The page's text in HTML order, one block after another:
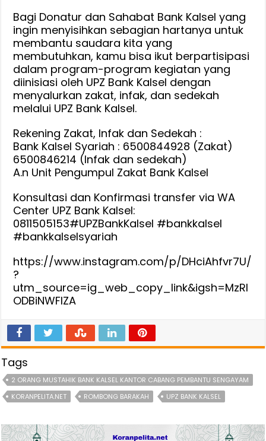
Bagi Donatur dan Sahabat Bank Kalsel yang
ingin menyisihkan sebagian hartanya untuk
membantu saudara kita yang
membutuhkan, kamu bisa ikut berpartisipasi
dalam program-program kegiatan yang
diinisiasi oleh UPZ Bank Kalsel dengan
menyalurkan zakat, infak, dan sedekah
melalui UPZ Bank Kalsel.
Rekening Zakat, Infak dan Sedekah :
Bank Kalsel Syariah : 6500844928 (Zakat)
6500846214 (Infak dan sedekah)
A.n Unit Pengumpul Zakat Bank Kalsel
Konsultasi dan Konfirmasi transfer via WA
Center UPZ Bank Kalsel:
0811505153#UPZBankKalsel #bankkalsel
#bankkalselsyariah
https://www.instagram.com/p/DHciAhfvr7U/
?
utm_source=ig_web_copy_link&igsh=MzRl
ODBiNWFlZA
Tags
2 ORANG MUSTAHIK BANK KALSEL KANTOR CABANG PEMBANTU SENGAYAM
KORANPELITA.NET
ROMBONG BARAKAH UPZ BANK KALSEL